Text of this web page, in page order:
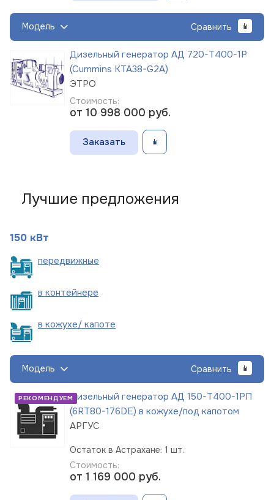
Модель Сравнить
Дизельный генератор АД 720-Т400-1Р
(Cummins KTA38-G2A)
ЭТРО
Стоимость:
от 10 998 000 руб.
Заказать
Лучшие предложения
150 кВт
передвижные
в контейнере
в кожухе/ капоте
Модель Сравнить
РЕКОМЕНДУЕМДизельный генератор АД 150-Т400-1РП
(6RT80-176DE) в кожухе/под капотом
АРГУС
Остаток в Астрахане: 1 шт.
Стоимость:
от 1 169 000 руб.